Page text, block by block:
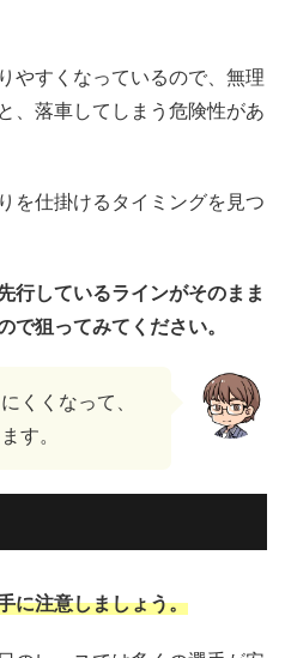
やすくなっているので、無理
、落車してしまう危険性があ
を仕掛けるタイミングを見つ
行しているラインがそのまま
で狙ってみてください。
くくなって、
す。
に注意しましょう。